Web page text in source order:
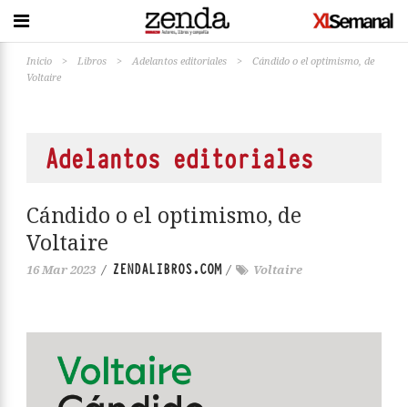
Inicio > Libros > Adelantos editoriales >
Cándido o el optimismo, de
Voltaire
Adelantos editoriales
Cándido o el optimismo, de
Voltaire
16 Mar 2023 / ZENDALIBROS.COM/ Voltaire